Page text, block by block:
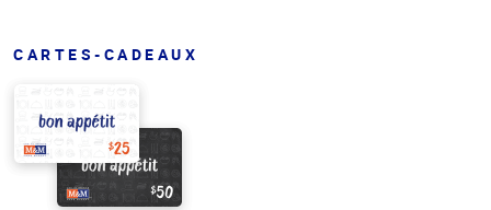
CARTES-CADEAUX